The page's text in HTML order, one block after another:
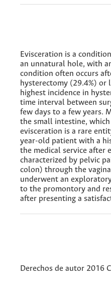
Evisceration is a
an unnatural hole, with
condition often occurs
hysterectomy (29.4%) or
highest incidence in
time interval between
few days to a few years.
the small intestine, which
evisceration is a rare
year-old patient with a
the medical service after
characterized by pelvic
colon) through the
underwent an
to the promontory and
after presenting a
Derechos de autor 2016